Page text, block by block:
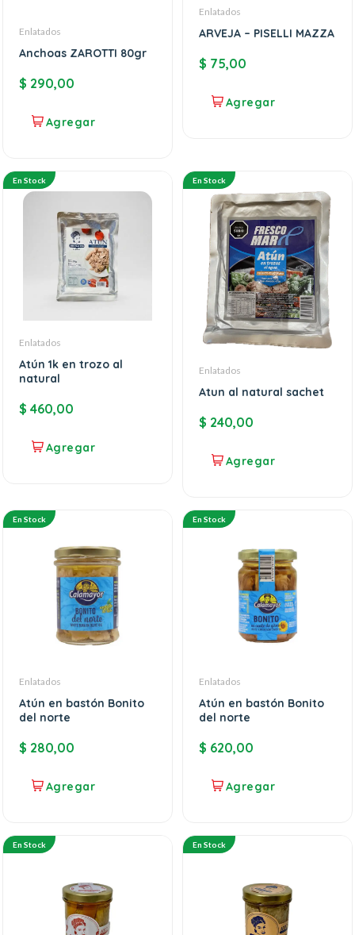
Enlatados
Anchoas ZAROTTI 80gr
$ 290,00
Enlatados
ARVEJA – PISELLI MAZZA
$ 75,00
En Stock
Enlatados
Atún 1k en trozo al
natural
$ 460,00
En Stock
Enlatados
Atun al natural sachet
$ 240,00
En Stock
Enlatados
Atún en bastón Bonito
del norte
$ 280,00
En Stock
Enlatados
Atún en bastón Bonito
del norte
$ 620,00
En Stock En Stock